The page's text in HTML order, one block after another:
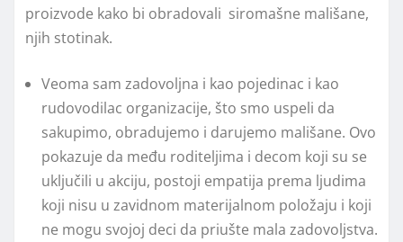
proizvode kako bi obradovali siromašne mališane,
njih stotinak.
Veoma sam zadovoljna i kao pojedinac i kao
rudovodilac organizacije, što smo uspeli da
sakupimo, obradujemo i darujemo mališane. Ovo
pokazuje da među roditeljima i decom koji su se
uključili u akciju, postoji empatija prema ljudima
koji nisu u zavidnom materijalnom položaju i koji
ne mogu svojoj deci da priušte mala zadovoljstva.